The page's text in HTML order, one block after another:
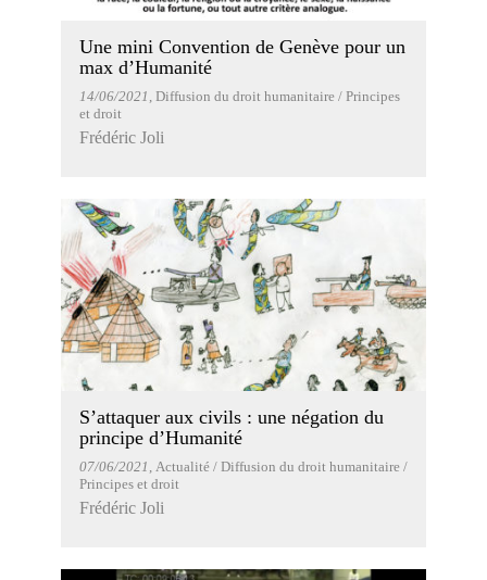
Une mini Convention de Genève pour un
max d’Humanité
14/06/2021 , Diffusion du droit humanitaire / Principes
et droit
Frédéric Joli
S’attaquer aux civils : une négation du
principe d’Humanité
07/06/2021 , Actualité / Diffusion du droit humanitaire /
Principes et droit
Frédéric Joli